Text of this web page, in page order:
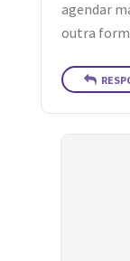
agendar
outra